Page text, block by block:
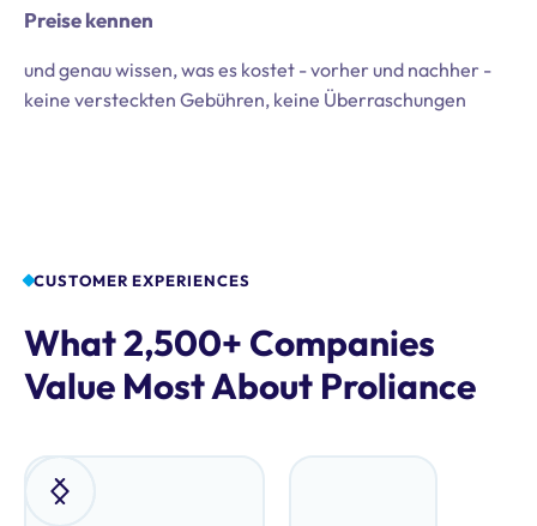
Preise kennen
und genau wissen, was es kostet - vorher und nachher -
keine versteckten Gebühren, keine Überraschungen
CUSTOMER EXPERIENCES
What 2,500+ Companies
Value Most About Proliance